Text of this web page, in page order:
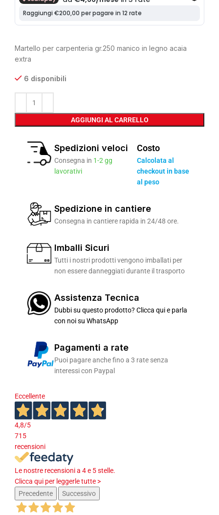
Martello per carpenteria gr.250 manico in legno acaia
extra
6 disponibili
AGGIUNGI AL CARRELLO
Spedizioni veloci
Consegna in 1-2 gg
lavorativi
Costo
Calcolata al
checkout in base
al peso
Spedizione in cantiere
Consegna in cantiere rapida in 24/48 ore.
Imballi Sicuri
Tutti i nostri prodotti vengono imballati per
non essere danneggiati durante il trasporto
Assistenza Tecnica
Dubbi su questo prodotto? Clicca qui e parla
con noi su WhatsApp
Pagamenti a rate
Puoi pagare anche fino a 3 rate senza
interessi con Paypal
Eccellente
4,8/5
715
recensioni
Le nostre recensioni a 4 e 5 stelle.
Clicca qui per leggerle tutte >
Precedente
Successivo